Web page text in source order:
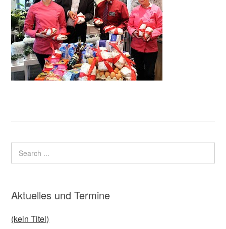
Aktuelles und Termine
(kein Titel)